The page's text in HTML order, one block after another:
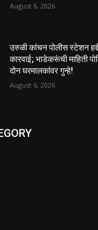
August 6, 2026
उरुळी कांचन पोलीस स्टेशन
कारवाई; भाडेकरूंची माहिती
दोन घरमालकांवर गुन्हे!
August 6, 2026